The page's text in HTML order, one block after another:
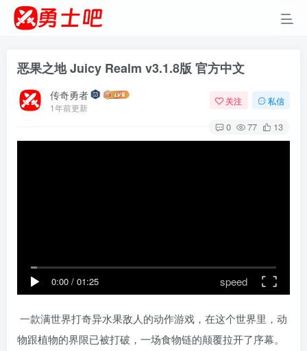
恶果之地 Juicy Realm v3.1.8版 官方中文
传奇勇者
1年前更新
关注 私信
0 77 13
0:00 / 01:25 speed
一款满世界打奇异水果敌人的动作游戏，在这个世界里，动
物跟植物的界限已被打破，一场食物链的颠覆拉开了序幕。